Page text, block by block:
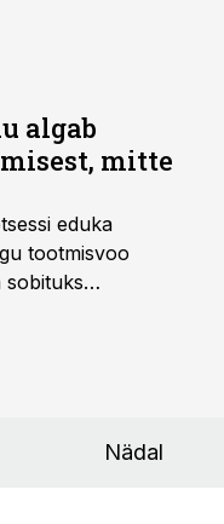
algab
mitte
eduka
tootmisvoo
sobituks
Nädal